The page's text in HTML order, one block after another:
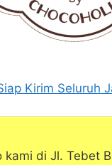
Kirim Seluruh
kami di Jl. Tebet